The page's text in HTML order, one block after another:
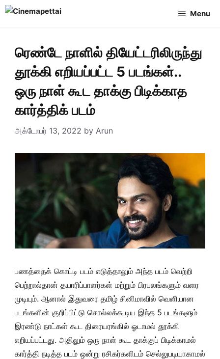
Skip
Menu
ரெண்டே நாளில் தியேட்டரிலிருந்து
தூக்கி எறியப்பட்ட 5 படங்கள்..
ஒரு நாள் கூட தாக்கு பிடிக்காத
கார்த்திக் படம்
அக்டோபர் 13, 2022 by Arun
பணத்தைக் கொட்டி படம் எடுத்தாலும் அந்த படம் வெற்றி
பெற்றால்தான் தயாரிப்பாளர்கள் மற்றும் பிரபலங்களும் வளர
முடியும். ஆனால் இதுவரை தமிழ் சினிமாவில் வெளியான
படங்களின் குறிப்பிட்டு சொல்லக்கூடிய இந்த 5 படங்களும்
இரண்டு நாட்கள் கூட திரையரங்கில் ஓடாமல் தூக்கி
எறியப்பட்டது. அதிலும் ஒரு நாள் கூட தாக்குப் பிடிக்காமல்
கார்த்தி நடித்த படம் ஒன்று ரசிகர்களிடம் செல்லுபடியாகாமல்